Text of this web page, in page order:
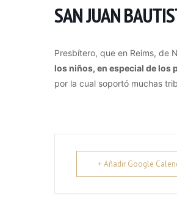
SAN JUAN
Presbítero, que en Reims, de
los niños, en especial de los
por la cual soportó muchas
+ Añadir Google